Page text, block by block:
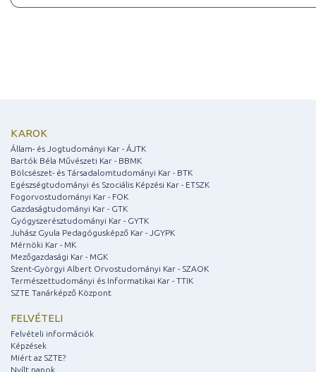
KAROK
Állam- és Jogtudományi Kar - ÁJTK
Bartók Béla Művészeti Kar - BBMK
Bölcsészet- és Társadalomtudományi Kar - BTK
Egészségtudományi és Szociális Képzési Kar - ETSZK
Fogorvostudományi Kar - FOK
Gazdaságtudományi Kar - GTK
Gyógyszerésztudományi Kar - GYTK
Juhász Gyula Pedagógusképző Kar - JGYPK
Mérnöki Kar - MK
Mezőgazdasági Kar - MGK
Szent-Györgyi Albert Orvostudományi Kar - SZAOK
Természettudományi és Informatikai Kar - TTIK
SZTE Tanárképző Központ
FELVÉTELI
Felvételi információk
Képzések
Miért az SZTE?
Nyílt napok